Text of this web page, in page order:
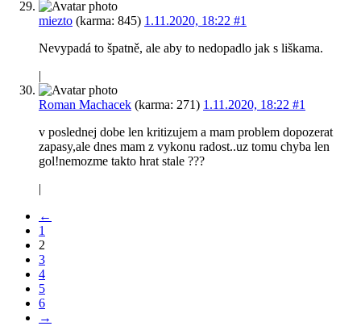
miezto (karma: 845) 1.11.2020, 18:22 #1
Nevypadá to špatně, ale aby to nedopadlo jak s liškama.
|
Roman Machacek (karma: 271) 1.11.2020, 18:22 #1
v poslednej dobe len kritizujem a mam problem dopozerat
zapasy,ale dnes mam z vykonu radost..uz tomu chyba len
gol!nemozme takto hrat stale ???
|
←
1
2
3
4
5
6
→